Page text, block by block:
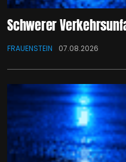
Schwerer
FRAUENSTEIN 07.08.2026